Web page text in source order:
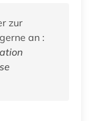
zur
Lizenzierung wenden Sie sich gerne an :